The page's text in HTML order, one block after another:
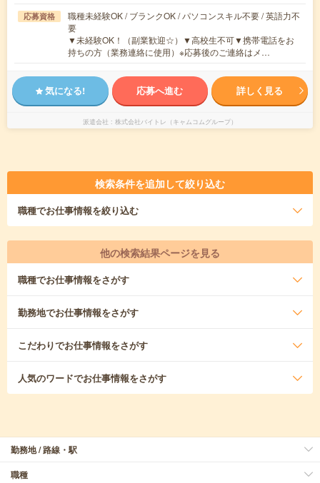
応募資格
職種未経験OK / ブランクOK / パソコンスキル不要 / 英語力不
要
▼未経験OK！（副業歓迎☆）▼高校生不可▼携帯電話をお
持ちの方（業務連絡に使用）※応募後のご連絡はメ…
気になる! 応募へ進む 詳しく見る
派遣会社 株式会社バイトレ（キャムコムグループ）
検索条件を追加して絞り込む
職種でお仕事情報を絞り込む
他の検索結果ページを見る
職種でお仕事情報をさがす
勤務地でお仕事情報をさがす
こだわりでお仕事情報をさがす
人気のワードでお仕事情報をさがす
勤務地 / 路線・駅
職種